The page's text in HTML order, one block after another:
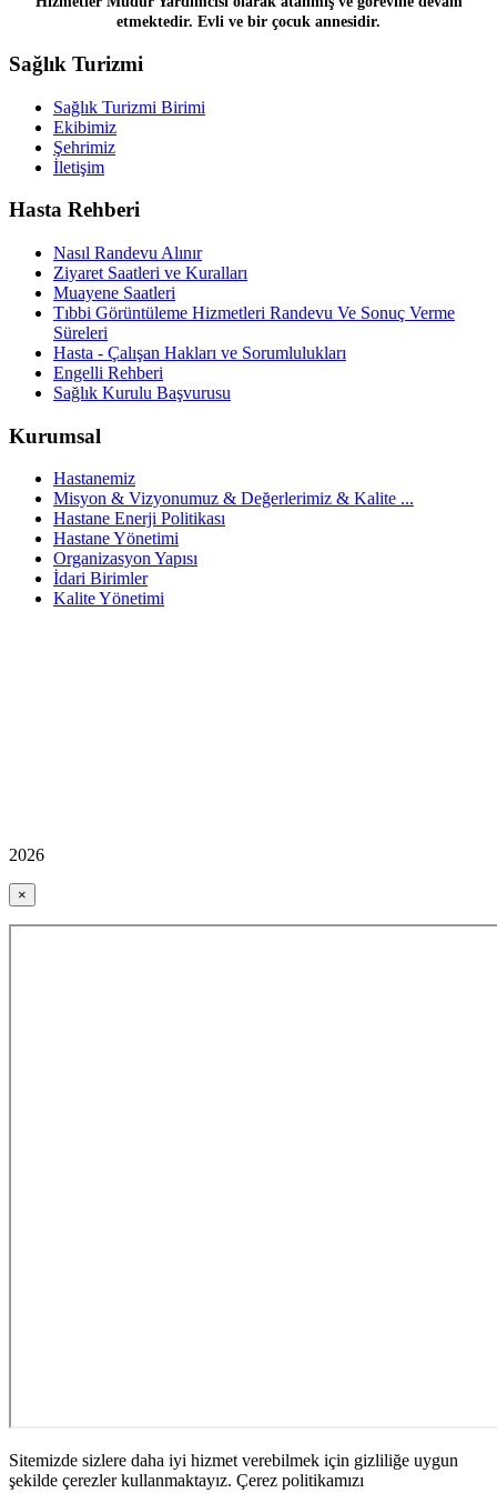
etmektedir. Evli ve bir çocuk annesidir.
Sağlık Turizmi
Sağlık Turizmi Birimi
Ekibimiz
Şehrimiz
İletişim
Hasta Rehberi
Nasıl Randevu Alınır
Ziyaret Saatleri ve Kuralları
Muayene Saatleri
Tıbbi Görüntüleme Hizmetleri Randevu Ve Sonuç Verme
Süreleri
Hasta - Çalışan Hakları ve Sorumlulukları
Engelli Rehberi
Sağlık Kurulu Başvurusu
Kurumsal
Hastanemiz
Misyon & Vizyonumuz & Değerlerimiz & Kalite ...
Hastane Enerji Politikası
Hastane Yönetimi
Organizasyon Yapısı
İdari Birimler
Kalite Yönetimi
2026
×
Sitemizde sizlere daha iyi hizmet verebilmek için gizliliğe uygun
şekilde çerezler kullanmaktayız. Çerez politikamızı